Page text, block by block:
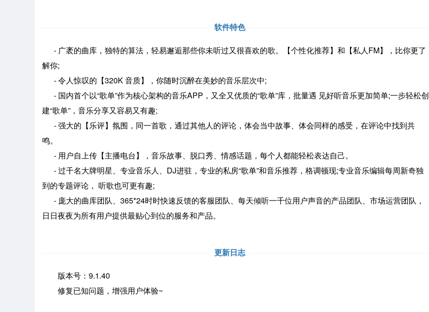
软件特色
- 广袤的曲库，独特的算法，轻易邂逅那些你未听过又很喜欢的歌。【个性化推荐】和【私人FM】，比你更了
解你;
- 令人惊叹的【320K 音质】，你随时沉醉在美妙的音乐层次中;
- 国内首个以“歌单”作为核心架构的音乐APP，又全又优质的“歌单”库，批量遇 见好听音乐更加简单;一步轻松创
建“歌单”，音乐分享又容易又有趣;
- 强大的【乐评】氛围，同一首歌，通过其他人的评论，体会当中故事、体会同样的感受，在评论中找到共
鸣。
- 用户自上传【主播电台】，音乐故事、脱口秀、情感话题，每个人都能轻松表达自己。
- 过千名大牌明星、专业音乐人、DJ进驻，专业的私房“歌单”和音乐推荐，格调顿现;专业音乐编辑每周新奇独
到的专题评论， 听歌也可更有趣;
- 庞大的曲库团队、365*24时时快速反馈的客服团队、每天倾听一千位用户声音的产品团队、市场运营团队，
日日夜夜为所有用户提供最贴心到位的服务和产品。
更新日志
版本号：9.1.40
修复已知问题，增强用户体验~